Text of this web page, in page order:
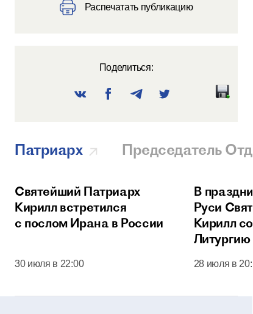
Распечатать публикацию
Поделиться:
Патриарх Председатель
Святейший Патриарх
Кирилл встретился
с послом Ирана в России
30 июля в 22:00
В
Руси
Кирилл
Кремля
28 июля в